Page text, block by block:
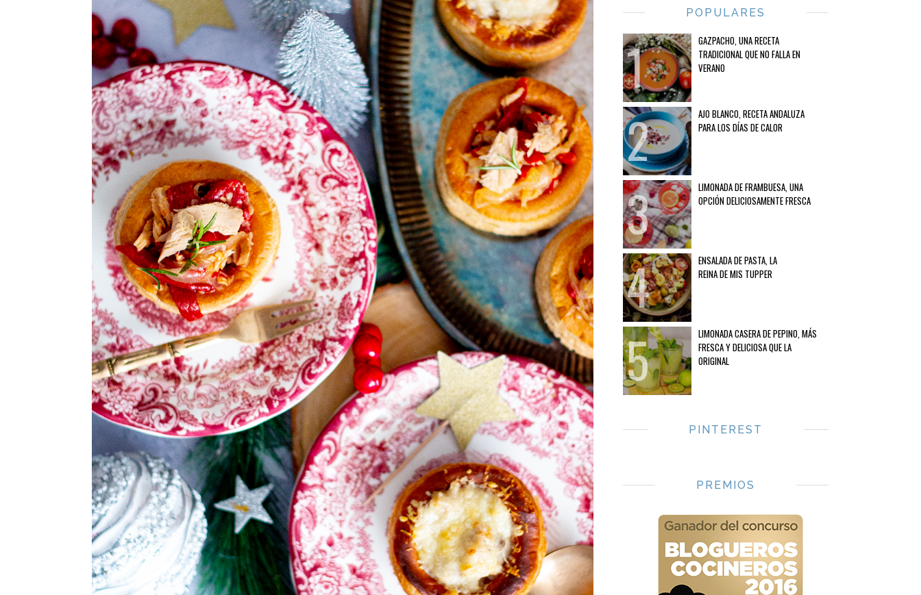
POPULARES
GAZPACHO, UNA RECETA
TRADICIONAL QUE NO FALLA EN
VERANO
AJO BLANCO, RECETA ANDALUZA
PARA LOS DÍAS DE CALOR
LIMONADA DE FRAMBUESA, UNA
OPCIÓN DELICIOSAMENTE FRESCA
ENSALADA DE PASTA, LA
REINA DE MIS TUPPER
LIMONADA CASERA DE PEPINO, MÁS
FRESCA Y DELICIOSA QUE LA
ORIGINAL
PINTEREST
PREMIOS